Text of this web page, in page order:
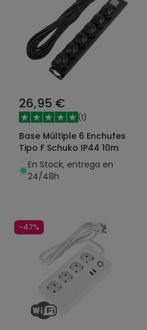
26,95 €
(1)
Base Múltiple 6 Enchufes
Tipo F Schuko IP44 10m
En Stock, entrega en
24/48h
-47%